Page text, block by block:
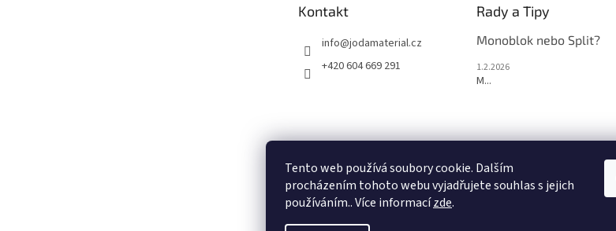
Tento web používá soubory cookie. Dalším
procházením tohoto webu vyjadřujete souhlas s jejich
používáním.. Více informacízde.
Kontakt
info@jodamaterial.cz
+420 604 669 291
Rady a Tipy
Monoblok nebo Split?
1.2.2026
M...